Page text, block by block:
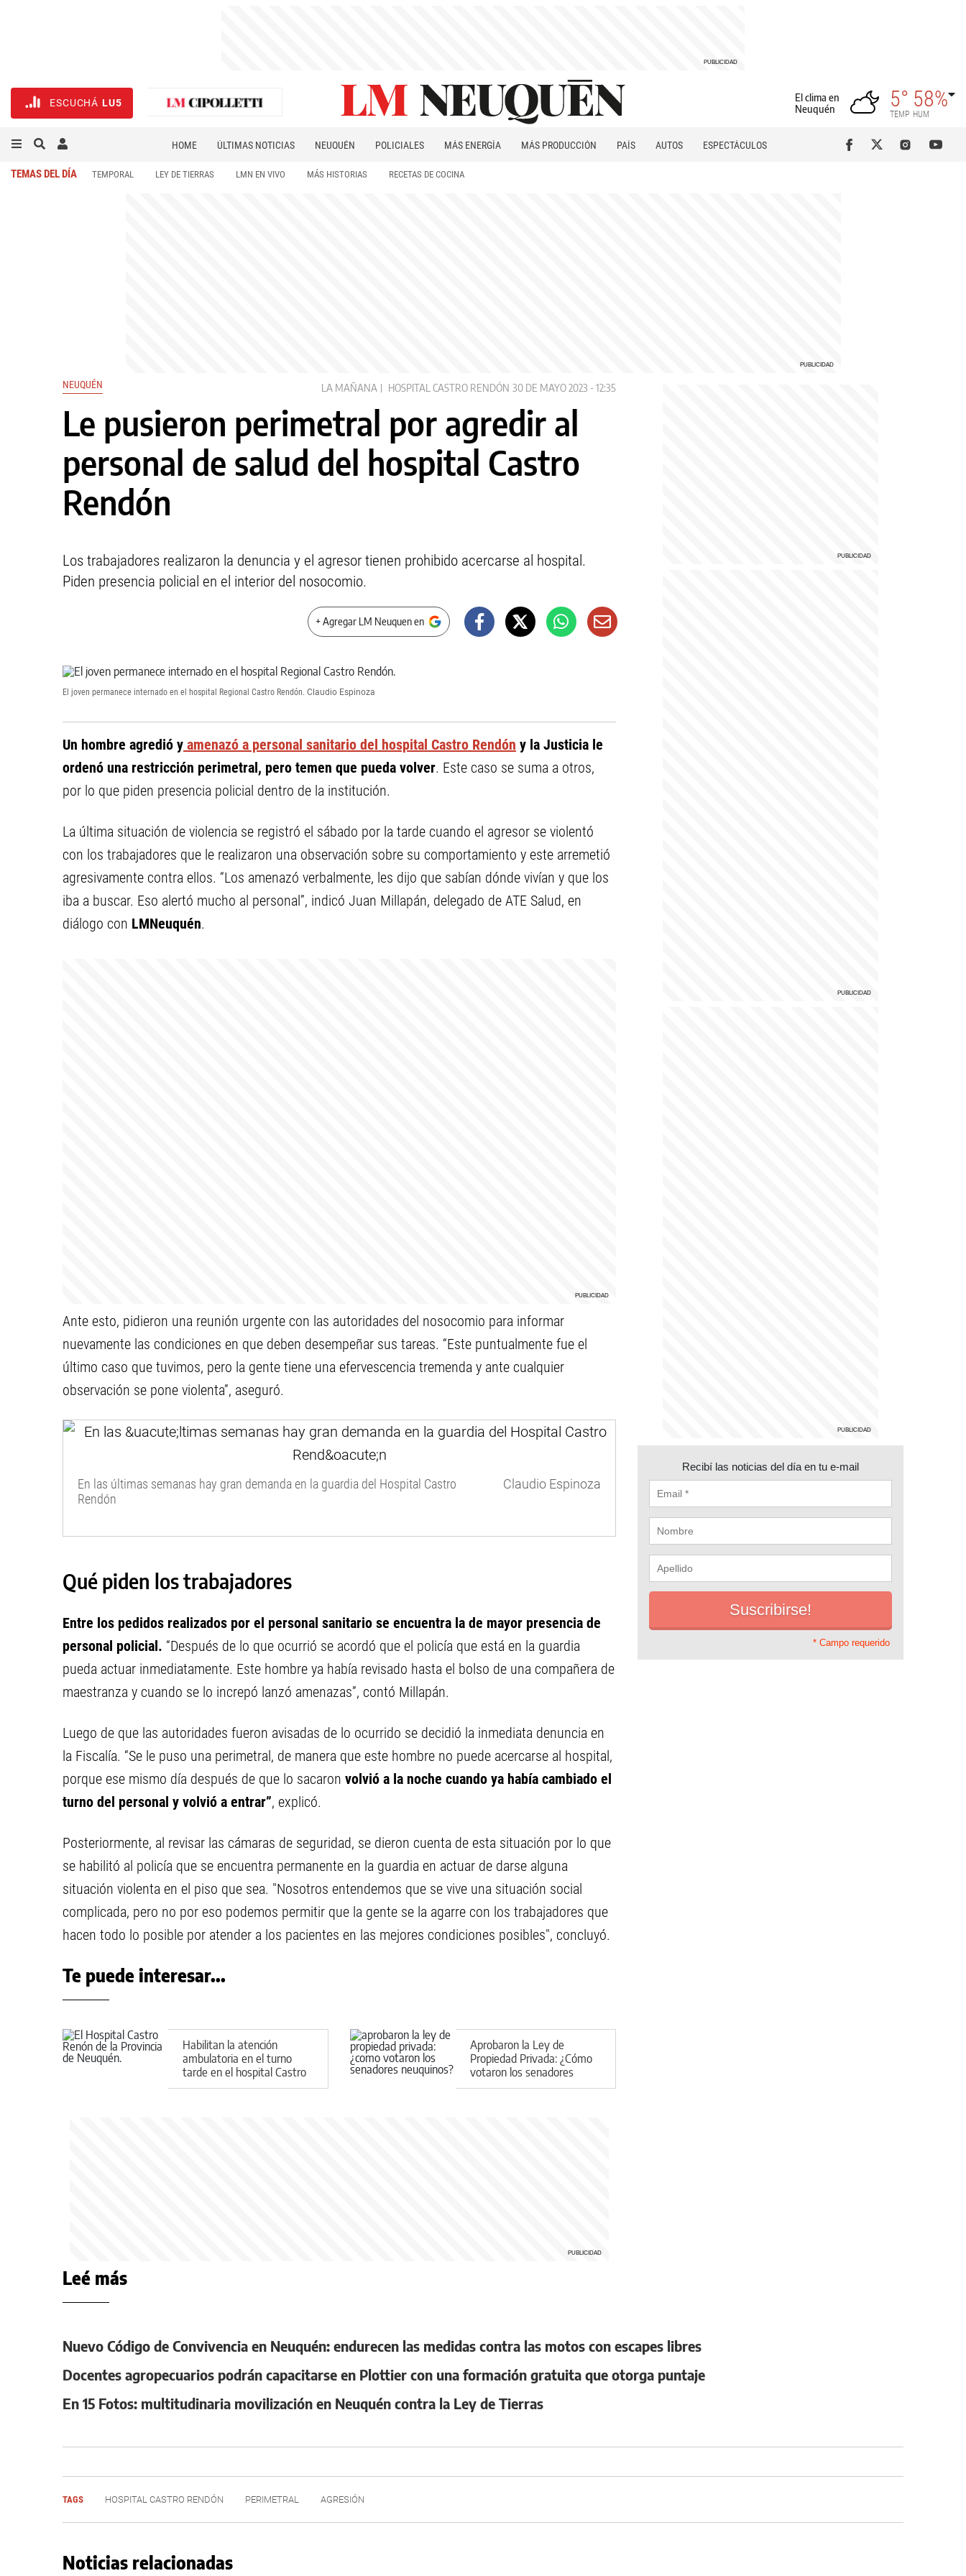
ESCUCHÁ LU5
El clima en
Neuquén
5°
TEMP
58%
HUM
HOME ÚLTIMAS NOTICIAS NEUQUÉN POLICIALES MÁS ENERGÍA MÁS PRODUCCIÓN PAÍS AUTOS
ESPECTÁCULOS
TEMAS DEL DÍA TEMPORAL LEY DE TIERRAS LMN EN VIVO MÁS HISTORIAS RECETAS DE COCINA
NEUQUÉN LA MAÑANA HOSPITAL CASTRO RENDÓN 30 DE MAYO 2023 - 12:35
Le pusieron perimetral por agredir al
personal de salud del hospital Castro
Rendón
Los trabajadores realizaron la denuncia y el agresor tienen prohibido acercarse al hospital.
Piden presencia policial en el interior del nosocomio.
+ Agregar LM Neuquen en
El joven permanece internado en el hospital Regional Castro Rendón. Claudio Espinoza
Un hombre agredió y amenazó a personal sanitario del hospital Castro Rendón y la Justicia le
ordenó una restricción perimetral, pero temen que pueda volver. Este caso se suma a otros,
por lo que piden presencia policial dentro de la institución.
La última situación de violencia se registró el sábado por la tarde cuando el agresor se violentó
con los trabajadores que le realizaron una observación sobre su comportamiento y este arremetió
agresivamente contra ellos. “Los amenazó verbalmente, les dijo que sabían dónde vivían y que los
iba a buscar. Eso alertó mucho al personal”, indicó Juan Millapán, delegado de ATE Salud, en
diálogo con LMNeuquén.
Ante esto, pidieron una reunión urgente con las autoridades del nosocomio para informar
nuevamente las condiciones en que deben desempeñar sus tareas. “Este puntualmente fue el
último caso que tuvimos, pero la gente tiene una efervescencia tremenda y ante cualquier
observación se pone violenta”, aseguró.
En las últimas semanas hay gran demanda en la guardia del Hospital Castro
Rendón
Claudio Espinoza
Qué piden los trabajadores
Entre los pedidos realizados por el personal sanitario se encuentra la de mayor presencia de
personal policial. “Después de lo que ocurrió se acordó que el policía que está en la guardia
pueda actuar inmediatamente. Este hombre ya había revisado hasta el bolso de una compañera de
maestranza y cuando se lo increpó lanzó amenazas”, contó Millapán.
Luego de que las autoridades fueron avisadas de lo ocurrido se decidió la inmediata denuncia en
la Fiscalía. “Se le puso una perimetral, de manera que este hombre no puede acercarse al hospital,
porque ese mismo día después de que lo sacaron volvió a la noche cuando ya había cambiado el
turno del personal y volvió a entrar”, explicó.
Posteriormente, al revisar las cámaras de seguridad, se dieron cuenta de esta situación por lo que
se habilitó al policía que se encuentra permanente en la guardia en actuar de darse alguna
situación violenta en el piso que sea. "Nosotros entendemos que se vive una situación social
complicada, pero no por eso podemos permitir que la gente se la agarre con los trabajadores que
hacen todo lo posible por atender a los pacientes en las mejores condiciones posibles", concluyó.
Te puede interesar...
Habilitan la atención
ambulatoria en el turno
tarde en el hospital Castro
Rendón: las prestaciones y
Aprobaron la Ley de
Propiedad Privada: ¿Cómo
votaron los senadores
neuquinos?
Recibí las noticias del día en tu e-mail
* Campo requerido
Leé más
Nuevo Código de Convivencia en Neuquén: endurecen las medidas contra las motos con escapes libres
Docentes agropecuarios podrán capacitarse en Plottier con una formación gratuita que otorga puntaje
En 15 Fotos: multitudinaria movilización en Neuquén contra la Ley de Tierras
TAGS HOSPITAL CASTRO RENDÓN PERIMETRAL AGRESIÓN
Noticias relacionadas